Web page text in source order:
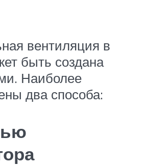
вентиляция в
быть создана
Наиболее
два способа: